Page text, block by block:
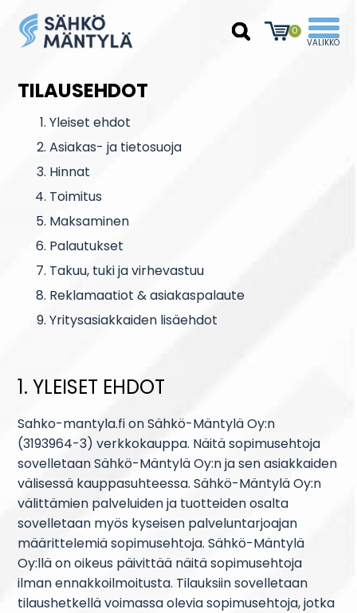
0
TILAUSEHDOT
Yleiset ehdot
Asiakas- ja tietosuoja
Hinnat
Toimitus
Maksaminen
Palautukset
Takuu, tuki ja virhevastuu
Reklamaatiot & asiakaspalaute
Yritysasiakkaiden lisäehdot
1. YLEISET EHDOT
Sahko-mantyla.fi on Sähkö-Mäntylä Oy:n
(3193964-3) verkkokauppa. Näitä sopimusehtoja
sovelletaan Sähkö-Mäntylä Oy:n ja sen asiakkaiden
välisessä kauppasuhteessa. Sähkö-Mäntylä Oy:n
välittämien palveluiden ja tuotteiden osalta
sovelletaan myös kyseisen palveluntarjoajan
määrittelemiä sopimusehtoja. Sähkö-Mäntylä
Oy:llä on oikeus päivittää näitä sopimusehtoja
ilman ennakkoilmoitusta. Tilauksiin sovelletaan
tilaushetkellä voimassa olevia sopimusehtoja, jotka